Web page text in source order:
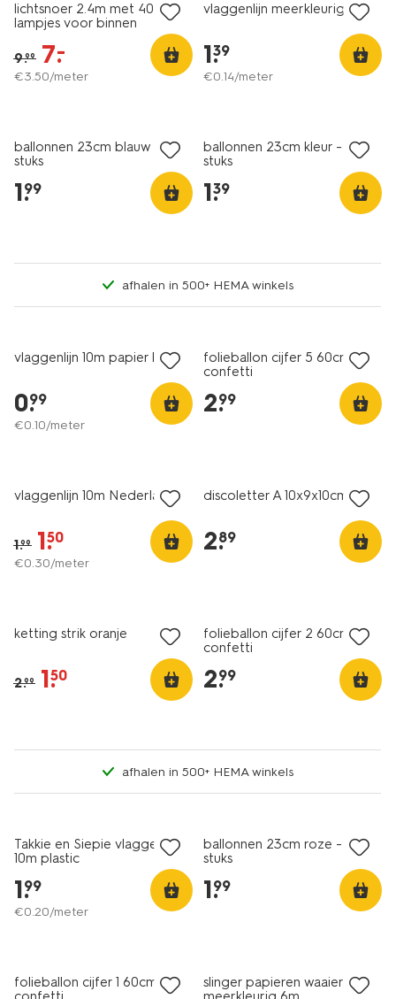
lichtsnoer 2.4m met 40
lampjes voor binnen
9.99 7.
–
€3.50/meter
vlaggenlijn meerkleurig 10m
1.
39
€0.14/meter
ballonnen 23cm blauw - 20
stuks
1.
99
ballonnen 23cm kleur - 20
stuks
1.
39
afhalen in 500+ HEMA winkels
vlaggenlijn 10m papier kleur
0.
99
€0.10/meter
folieballon cijfer 5 60cm
confetti
2.
99
vlaggenlijn 10m Nederland
1.99 1.
50
€0.30/meter
discoletter A 10x9x10cm
2.
89
ketting strik oranje
2.99 1.
50
folieballon cijfer 2 60cm
confetti
2.
99
afhalen in 500+ HEMA winkels
Takkie en Siepie vlaggenlijn
10m plastic
1.
99
€0.20/meter
ballonnen 23cm roze - 20
stuks
1.
99
folieballon cijfer 1 60cm
slinger papieren waaiers